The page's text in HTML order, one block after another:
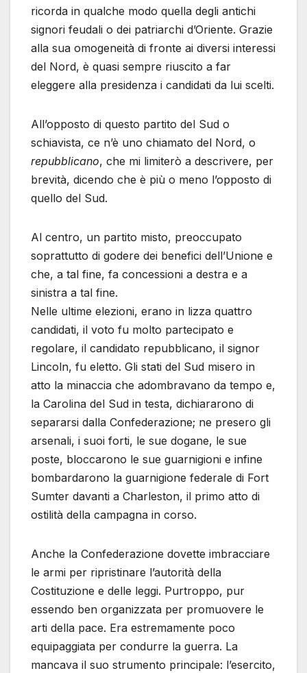
ricorda in qualche modo quella degli antichi
signori feudali o dei patriarchi d’Oriente. Grazie
alla sua omogeneità di fronte ai diversi interessi
del Nord, è quasi sempre riuscito a far
eleggere alla presidenza i candidati da lui scelti.
All’opposto di questo partito del Sud o
schiavista, ce n’è uno chiamato del Nord, o
repubblicano, che mi limiterò a descrivere, per
brevità, dicendo che è più o meno l’opposto di
quello del Sud.
Al centro, un partito misto, preoccupato
soprattutto di godere dei benefici dell’Unione e
che, a tal fine, fa concessioni a destra e a
sinistra a tal fine.
Nelle ultime elezioni, erano in lizza quattro
candidati, il voto fu molto partecipato e
regolare, il candidato repubblicano, il signor
Lincoln, fu eletto. Gli stati del Sud misero in
atto la minaccia che adombravano da tempo e,
la Carolina del Sud in testa, dichiararono di
separarsi dalla Confederazione; ne presero gli
arsenali, i suoi forti, le sue dogane, le sue
poste, bloccarono le sue guarnigioni e infine
bombardarono la guarnigione federale di Fort
Sumter davanti a Charleston, il primo atto di
ostilità della campagna in corso.
Anche la Confederazione dovette imbracciare
le armi per ripristinare l’autorità della
Costituzione e delle leggi. Purtroppo, pur
essendo ben organizzata per promuovere le
arti della pace. Era estremamente poco
equipaggiata per condurre la guerra. La
mancava il suo strumento principale: l’esercito,